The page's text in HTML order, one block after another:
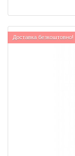
Доставка безкоштовно!